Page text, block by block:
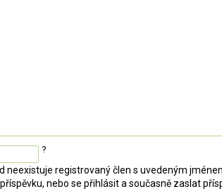
?
neexistuje registrovaný člen s uvedeným
nebo se přihlásit a současně zaslat